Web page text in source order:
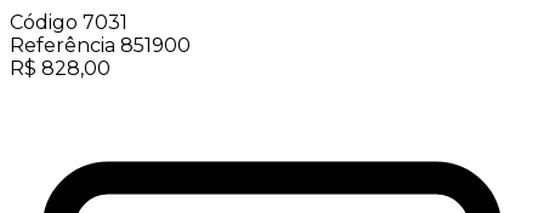
Código 7031
Referência 851900
R$ 828,00